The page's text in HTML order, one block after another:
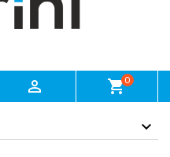
 shopping_cart0